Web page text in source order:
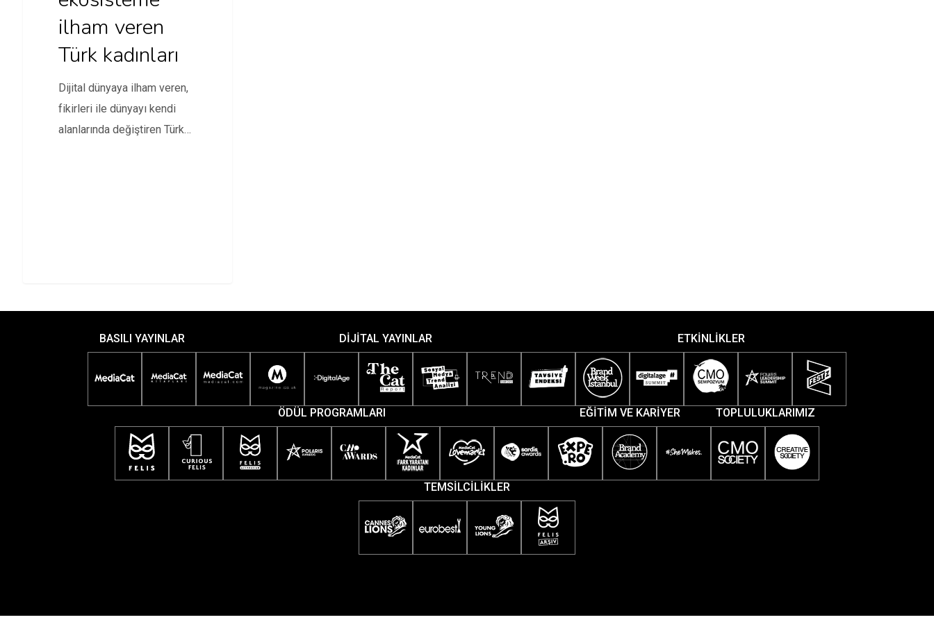
ilham veren
Türk kadınları
Dijital dünyaya ilham veren,
fikirleri ile dünyayı kendi
alanlarında değiştiren Türk
BASILI YAYINLAR DİJİTAL YAYINLAR ETKİNLİKLER
ÖDÜL PROGRAMLARI EĞİTİM VE KARİYER TOPLULUKLARIMIZ
TEMSİLCİLİKLER